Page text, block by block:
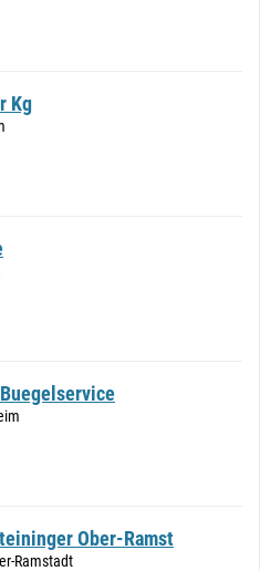
Kg
Ober-Ramst
Ramstadt